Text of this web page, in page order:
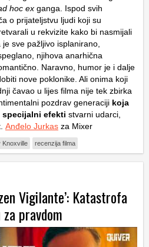
hoc ex ganga. Ispod svih
o prijateljstvu ljudi koji su
u rekvizite kako bi nasmijali
sve pažljivo isplanirano,
njihova anarhična
Naravno, humor je i dalje
nove poklonike. Ali onima koji
čavao u lijes filma nije tek zbirka
pozdrav generaciji koja
specijalni efekti stvarni udarci,
Anđelo Jurkas za Mixer
Knoxville recenzija filma
Vigilante’: Katastrofa
pravdom